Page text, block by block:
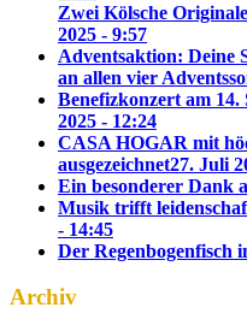
Zwei Kölsche
2025 - 9:57
Adventsaktion: Deine
an allen vier
Benefizkonzert am 14.
2025 - 12:24
CASA HOGAR mit
ausgezeichnet27. Juli
Ein besonderer Dank
Musik trifft
- 14:45
Der Regenbogenfisch
Archiv